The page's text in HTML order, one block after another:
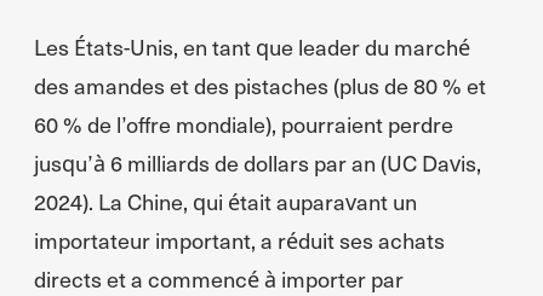
Les États-Unis, en tant que leader du marché
des amandes et des pistaches (plus de 80 % et
60 % de l’offre mondiale), pourraient perdre
jusqu’à 6 milliards de dollars par an (UC Davis,
2024). La Chine, qui était auparavant un
importateur important, a réduit ses achats
directs et a commencé à importer par